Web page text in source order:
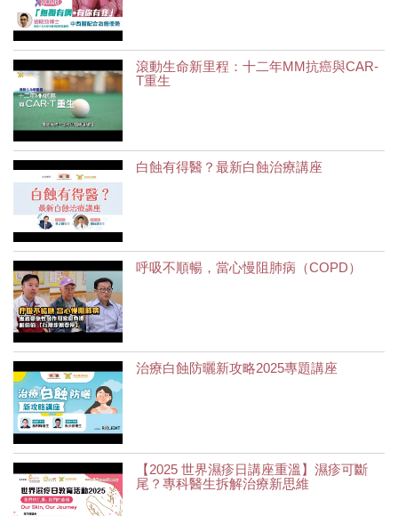
滾動生命新里程：十二年MM抗癌與CAR-
T重生
白蝕有得醫？最新白蝕治療講座
呼吸不順暢，當心慢阻肺病（COPD）
治療白蝕防曬新攻略2025專題講座
【2025 世界濕疹日講座重溫】濕疹可斷
尾？專科醫生拆解治療新思維